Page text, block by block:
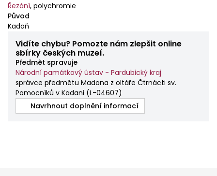
Plané u Mariánských Lázní. Z dobových písemných
pramenů se dozvídáme, že týž mistr zhotovil, patrně
v letech 1477–1479, také nedochovanou archu pro
mariánské bratrstvo při kadaňském farním kostele,
určenou na hlavní oltář.
Řezání, polychromie
Původ
Kadaň
Vidíte chybu? Pomozte nám zlepšit online
sbírky českých muzeí.
Předmět spravuje
Národní památkový ústav - Pardubický kraj
správce předmětu Madona z oltáře Čtrnácti sv.
Pomocníků v Kadani (L-04607)
Navrhnout doplnění informací